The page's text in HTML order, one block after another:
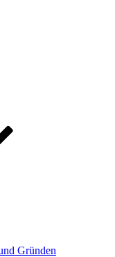
Gründen